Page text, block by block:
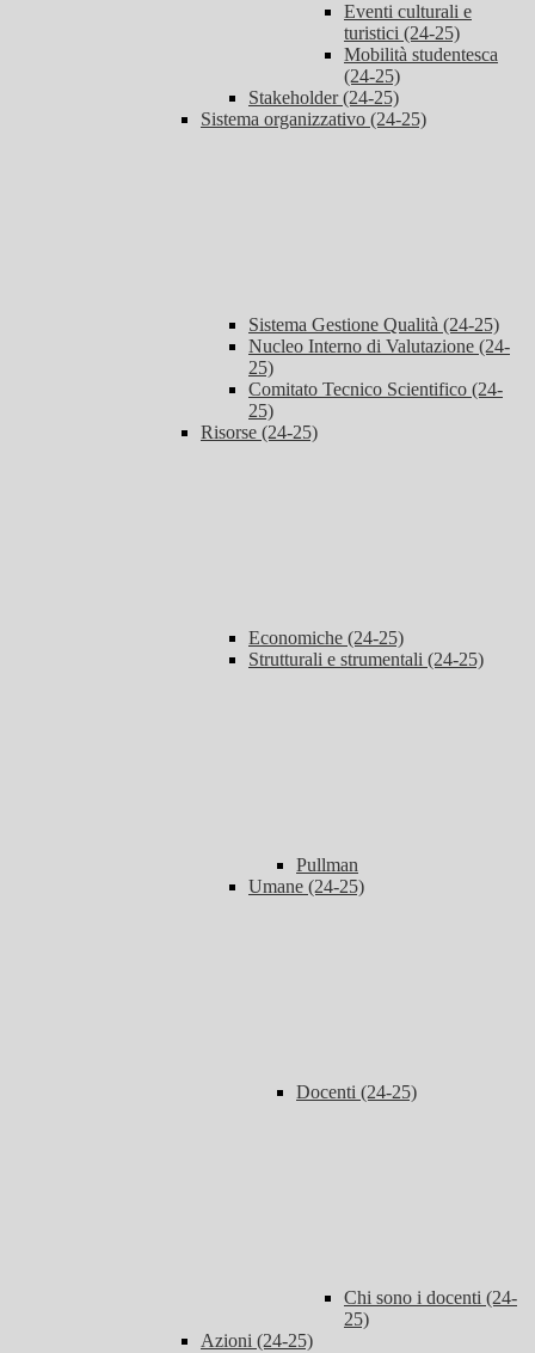
Eventi culturali e
turistici (24-25)
Mobilità studentesca
(24-25)
Stakeholder (24-25)
Sistema organizzativo (24-25)
Sistema Gestione Qualità (24-25)
Nucleo Interno di Valutazione (24-
25)
Comitato Tecnico Scientifico (24-
25)
Risorse (24-25)
Economiche (24-25)
Strutturali e strumentali (24-25)
Pullman
Umane (24-25)
Docenti (24-25)
Chi sono i docenti (24-
25)
Azioni (24-25)